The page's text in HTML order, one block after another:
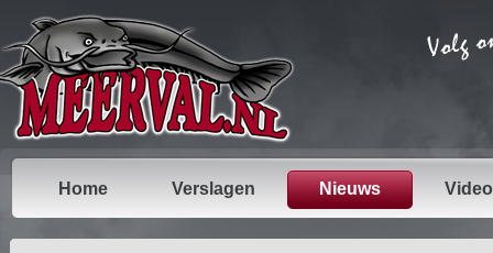
Home Verslagen Nieuws